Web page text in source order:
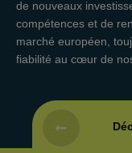
de nouveaux
compétences et de
marché européen,
fiabilité au cœur de